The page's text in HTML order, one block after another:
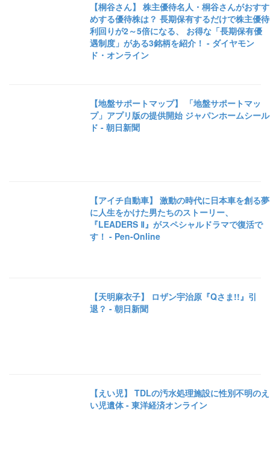
【桐谷さん】 株主優待名人・桐谷さんがおすす
めする優待株は？ 長期保有するだけで株主優待
利回りが2～5倍になる、 お得な「長期保有優
遇制度」がある3銘柄を紹介！ - ダイヤモン
ド・オンライン
【地盤サポートマップ】 「地盤サポートマッ
プ」アプリ版の提供開始 ジャパンホームシール
ド - 朝日新聞
【アイチ自動車】 激動の時代に日本車を創る夢
に人生をかけた男たちのストーリー、
『LEADERS Ⅱ』がスペシャルドラマで復活で
す！ - Pen-Online
【天明麻衣子】 ロザン宇治原『Qさま!!』引
退？ - 朝日新聞
【えい児】 TDLの汚水処理施設に性別不明のえ
い児遺体 - 東洋経済オンライン